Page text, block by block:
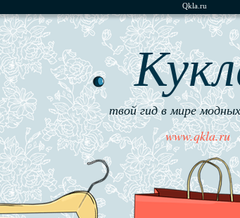
Qkla.ru
твой гид в мире
www.qkla.ru